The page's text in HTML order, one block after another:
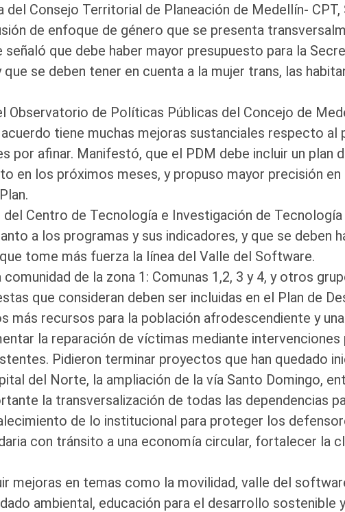
del Consejo Territorial de Planeación de Medellín-
de enfoque de género que se presenta
señaló que debe haber mayor presupuesto para la
se deben tener en cuenta a la mujer trans, las
Observatorio de Políticas Públicas del Concejo de
tiene muchas mejoras sustanciales respecto al
por afinar. Manifestó, que el PDM debe incluir un plan
en los próximos meses, y propuso mayor precisión
Centro de Tecnología e Investigación de
a los programas y sus indicadores, y que se
tome más fuerza la línea del Valle del Software.
de la zona 1: Comunas 1,2, 3 y 4, y otros
que consideran deben ser incluidas en el Plan de
más recursos para la población afrodescendiente y
la reparación de víctimas mediante
Pidieron terminar proyectos que han quedado
del Norte, la ampliación de la vía Santo Domingo,
la transversalización de todas las dependencias
de lo institucional para proteger los
con tránsito a una economía circular, fortalecer la
mejoras en temas como la movilidad, valle del
ambiental, educación para el desarrollo sostenible